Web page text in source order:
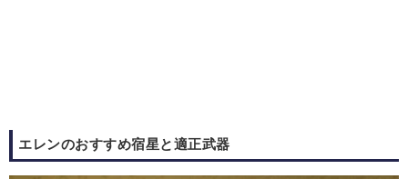
エレンのおすすめ宿星と適正武器